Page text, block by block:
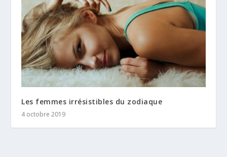
Les femmes irrésistibles du zodiaque
4 octobre 2019